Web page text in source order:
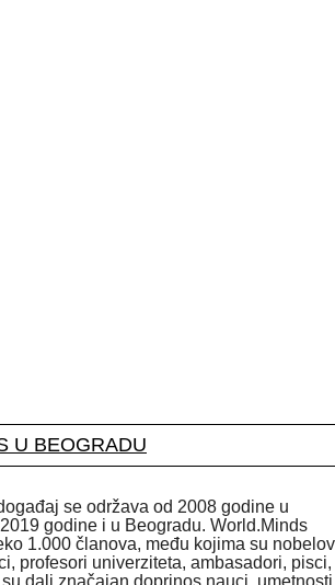
U BEOGRADU
se održava od 2008 godine u
godine i u Beogradu. World.Minds
1.000 članova, među kojima su
profesori univerziteta, ambasadori, pisci,